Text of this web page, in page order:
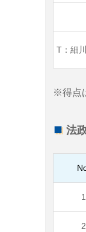
T：細
※得点
法
1
2